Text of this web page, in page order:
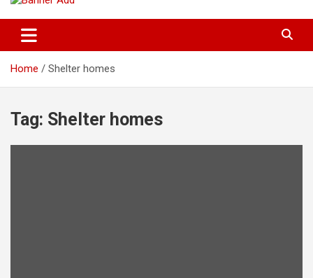
Home Shelter homes
Tag: Shelter homes